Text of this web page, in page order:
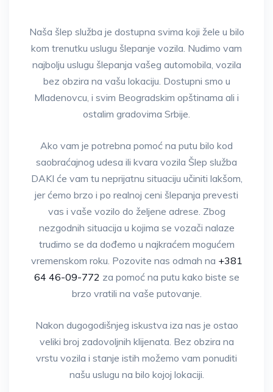
Naša šlep služba je dostupna svima koji žele u bilo
kom trenutku uslugu šlepanje vozila. Nudimo vam
najbolju uslugu šlepanja vašeg automobila, vozila
bez obzira na vašu lokaciju. Dostupni smo u
Mladenovcu, i svim Beogradskim opštinama ali i
ostalim gradovima Srbije.
Ako vam je potrebna pomoć na putu bilo kod
saobraćajnog udesa ili kvara vozila Šlep služba
DAKI će vam tu neprijatnu situaciju učiniti lakšom,
jer ćemo brzo i po realnoj ceni šlepanja prevesti
vas i vaše vozilo do željene adrese. Zbog
nezgodnih situacija u kojima se vozači nalaze
trudimo se da dođemo u najkraćem mogućem
vremenskom roku. Pozovite nas odmah na +381
64 46-09-772 za pomoć na putu kako biste se
brzo vratili na vaše putovanje.
Nakon dugogodišnjeg iskustva iza nas je ostao
veliki broj zadovoljnih klijenata. Bez obzira na
vrstu vozila i stanje istih možemo vam ponuditi
našu uslugu na bilo kojoj lokaciji.